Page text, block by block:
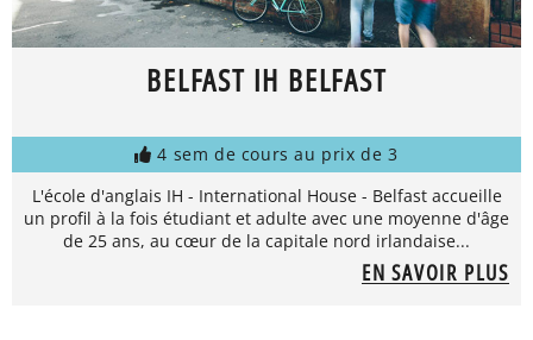
BELFAST IH BELFAST
4 sem de cours au prix de 3
L'école d'anglais IH - International House - Belfast accueille
un profil à la fois étudiant et adulte avec une moyenne d'âge
de 25 ans, au cœur de la capitale nord irlandaise...
EN SAVOIR PLUS